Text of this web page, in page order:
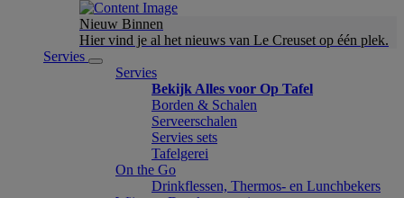
Nieuw Binnen
Hier vind je al het nieuws van Le Creuset op één plek.
Servies
Servies
Bekijk Alles voor Op Tafel
Borden & Schalen
Serveerschalen
Servies sets
Tafelgerei
On the Go
Drinkflessen, Thermos- en Lunchbekers